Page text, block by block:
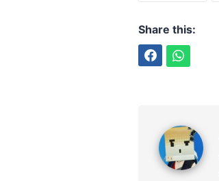
Share this: